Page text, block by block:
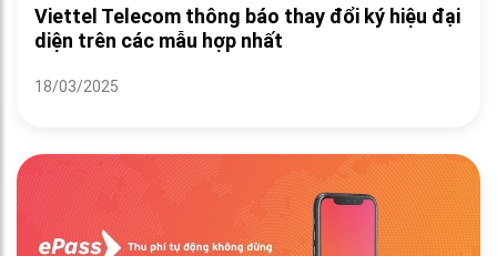
Viettel Telecom thông báo thay đổi ký hiệu đại
diện trên các mẫu hợp nhất
18/03/2025